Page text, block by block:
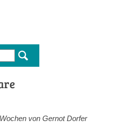
von Gernot Dorfer